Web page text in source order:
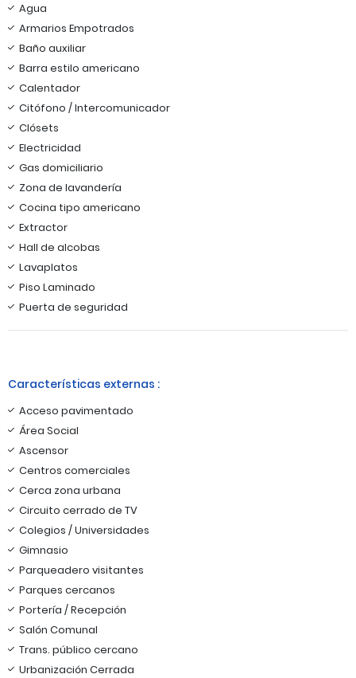
Agua
Armarios Empotrados
Baño auxiliar
Barra estilo americano
Calentador
Citófono / Intercomunicador
Clósets
Electricidad
Gas domiciliario
Zona de lavandería
Cocina tipo americano
Extractor
Hall de alcobas
Lavaplatos
Piso Laminado
Puerta de seguridad
Características externas :
Acceso pavimentado
Área Social
Ascensor
Centros comerciales
Cerca zona urbana
Circuito cerrado de TV
Colegios / Universidades
Gimnasio
Parqueadero visitantes
Parques cercanos
Portería / Recepción
Salón Comunal
Trans. público cercano
Urbanización Cerrada